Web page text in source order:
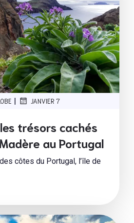
| JANVIER 7
trésors cachés
au Portugal
côtes du Portugal, l’île de